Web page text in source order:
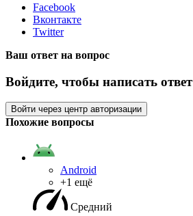
Facebook
Вконтакте
Twitter
Ваш ответ на вопрос
Войдите, чтобы написать ответ
Войти через центр авторизации
Похожие вопросы
Android
+1 ещё
Средний